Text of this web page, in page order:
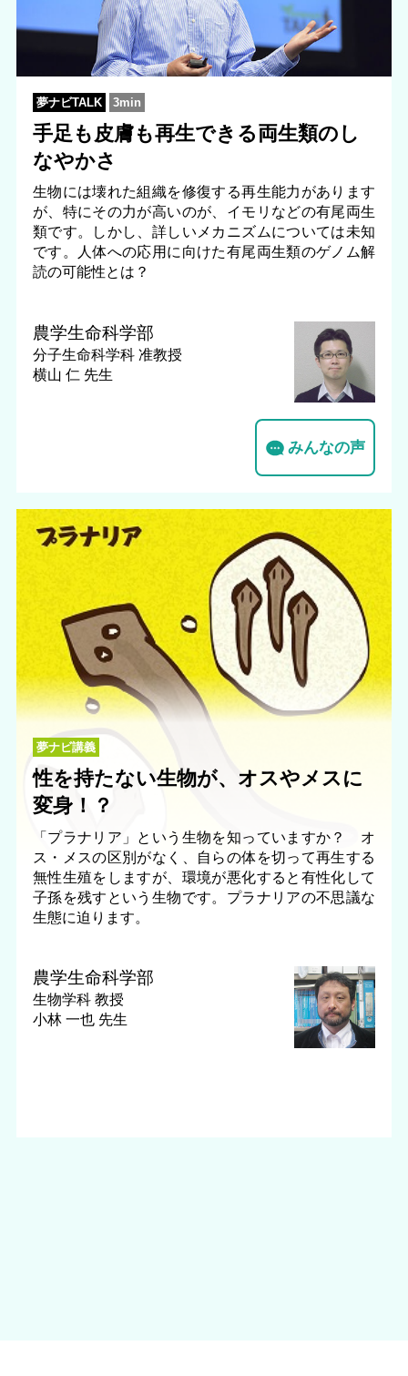
夢ナビTALK 3min
手足も皮膚も再生できる両生類のし
なやかさ
生物には壊れた組織を修復する再生能力があります
が、特にその力が高いのが、イモリなどの有尾両生
類です。しかし、詳しいメカニズムについては未知
です。人体への応用に向けた有尾両生類のゲノム解
読の可能性とは？
農学生命科学部
分子生命科学科 准教授
横山 仁 先生
みんなの声
夢ナビ講義
性を持たない生物が、オスやメスに
変身！？
「プラナリア」という生物を知っていますか？ オ
ス・メスの区別がなく、自らの体を切って再生する
無性生殖をしますが、環境が悪化すると有性化して
子孫を残すという生物です。プラナリアの不思議な
生態に迫ります。
農学生命科学部
生物学科 教授
小林 一也 先生